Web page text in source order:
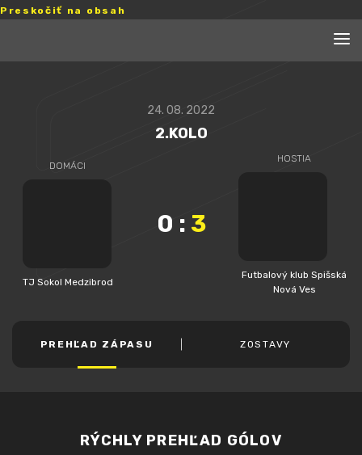
Preskočiť na obsah
24. 08. 2022
2.KOLO
DOMÁCI
TJ Sokol Medzibrod
0 : 3
HOSTIA
Futbalový klub Spišská
Nová Ves
PREHĽAD ZÁPASU ZOSTAVY
RÝCHLY PREHĽAD GÓLOV